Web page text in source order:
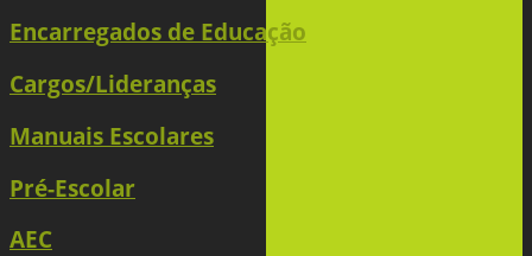
Encarregados de Educação
Cargos/Lideranças
Manuais Escolares
Pré-Escolar
AEC